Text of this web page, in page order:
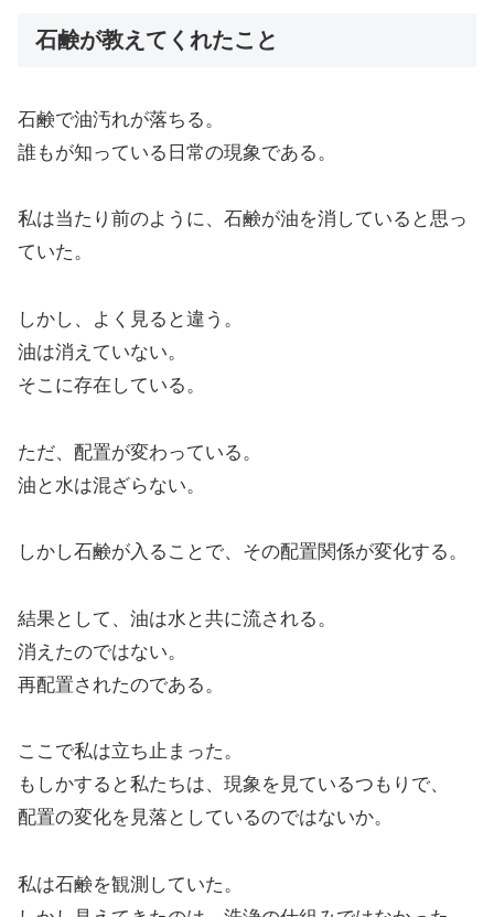
石鹸が教えてくれたこと
石鹸で油汚れが落ちる。
誰もが知っている日常の現象である。
私は当たり前のように、石鹸が油を消していると思っ
ていた。
しかし、よく見ると違う。
油は消えていない。
そこに存在している。
ただ、配置が変わっている。
油と水は混ざらない。
しかし石鹸が入ることで、その配置関係が変化する。
結果として、油は水と共に流される。
消えたのではない。
再配置されたのである。
ここで私は立ち止まった。
もしかすると私たちは、現象を見ているつもりで、
配置の変化を見落としているのではないか。
私は石鹸を観測していた。